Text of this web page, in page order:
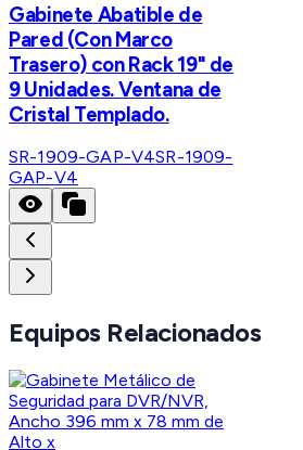
Gabinete Abatible de
Pared (Con Marco
Trasero) con Rack 19" de
9 Unidades. Ventana de
Cristal Templado.
SR-1909-GAP-V4SR-1909-
GAP-V4
Equipos Relacionados